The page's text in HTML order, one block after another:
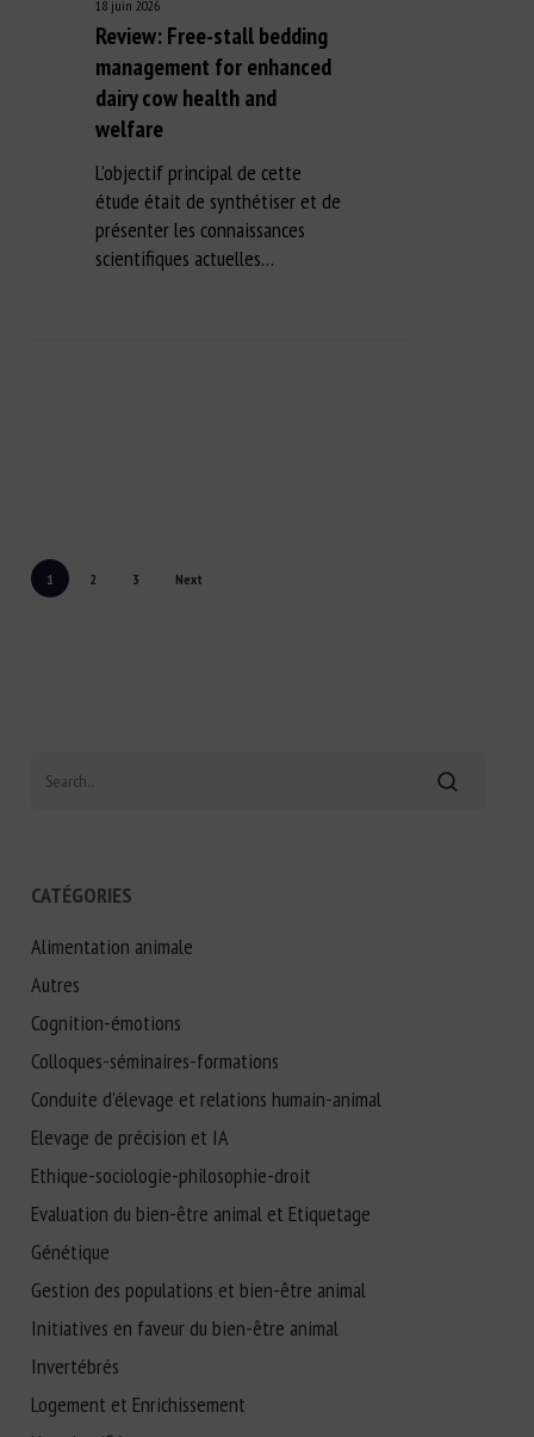
18 juin 2026
Review: Free-stall bedding
management for enhanced
dairy cow health and
welfare
L'objectif principal de cette
étude était de synthétiser et de
présenter les connaissances
scientifiques actuelles…
1 2 3 Next
CATÉGORIES
Alimentation animale
Autres
Cognition-émotions
Colloques-séminaires-formations
Conduite d'élevage et relations humain-animal
Elevage de précision et IA
Ethique-sociologie-philosophie-droit
Evaluation du bien-être animal et Etiquetage
Génétique
Gestion des populations et bien-être animal
Initiatives en faveur du bien-être animal
Invertébrés
Logement et Enrichissement